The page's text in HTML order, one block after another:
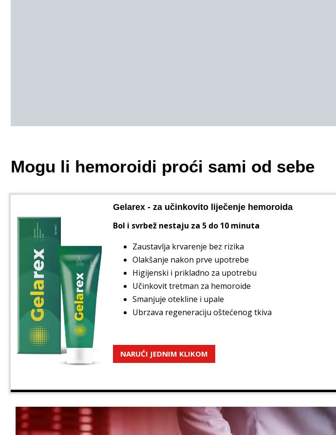
Mogu li hemoroidi proći sami od sebe
Gelarex - za učinkovito liječenje hemoroida
Bol i svrbež nestaju za 5 do 10 minuta
Zaustavlja krvarenje bez rizika
Olakšanje nakon prve upotrebe
Higijenski i prikladno za upotrebu
Učinkovit tretman za hemoroide
Smanjuje otekline i upale
Ubrzava regeneraciju oštećenog tkiva
NARUĆI JEDNIM KLIKOM